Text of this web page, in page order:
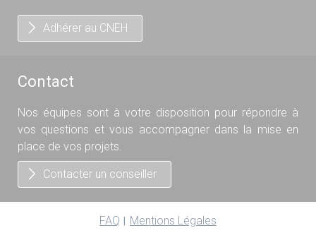
Adhérer au CNEH
Contact
Nos équipes sont à votre disposition pour répondre à
vos questions et vous accompagner dans la mise en
place de vos projets.
Contacter un conseiller
FAQ Mentions Légales